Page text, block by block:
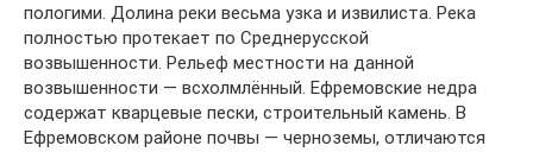
пологими. Долина реки весьма узка и извилиста. Река
полностью протекает по Среднерусской
возвышенности. Рельеф местности на данной
возвышенности — всхолмлённый. Ефремовские недра
содержат кварцевые пески, строительный камень. В
Ефремовском районе почвы — черноземы, отличаются